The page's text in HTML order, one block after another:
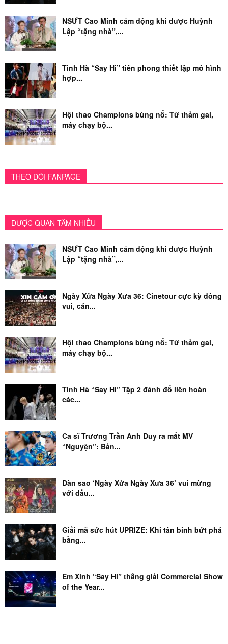
NSƯT Cao Minh cảm động khi được Huỳnh
Lập “tặng nhà”,...
Tinh Hà “Say Hi” tiên phong thiết lập mô hình
hợp...
Hội thao Champions bùng nổ: Từ thảm gai,
máy chạy bộ...
THEO DÕI FANPAGE
ĐƯỢC QUAN TÂM NHIỀU
NSƯT Cao Minh cảm động khi được Huỳnh
Lập “tặng nhà”,...
Ngày Xửa Ngày Xưa 36: Cinetour cực kỳ đông
vui, cán...
Hội thao Champions bùng nổ: Từ thảm gai,
máy chạy bộ...
Tinh Hà “Say Hi” Tập 2 đánh đố liên hoàn
các...
Ca sĩ Trương Trần Anh Duy ra mắt MV
“Nguyện”: Bản...
Dàn sao ‘Ngày Xửa Ngày Xưa 36’ vui mừng
với dấu...
Giải mã sức hút UPRIZE: Khi tân binh bứt phá
bằng...
Em Xinh “Say Hi” thắng giải Commercial Show
of the Year...